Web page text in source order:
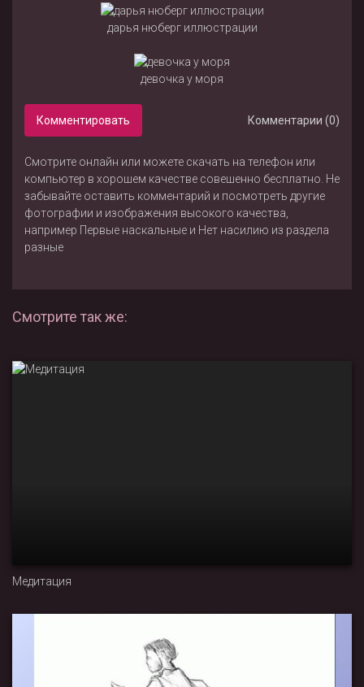
дарья нюберг иллюстрации
девочка у моря
Комментировать Комментарии (0)
Смотрите онлайн или можете скачать на телефон или
компьютер в хорошем качестве совешенно бесплатно. Не
забывайте оставить комментарий и посмотреть другие
фотографии и изображения высокого качества,
например Первые наскальные и Нет насилию из раздела
разные
Смотрите так же:
Медитация